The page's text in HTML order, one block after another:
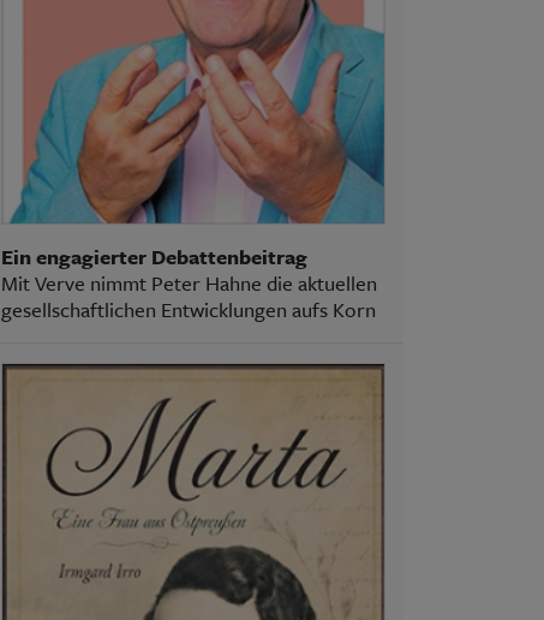
Ein engagierter Debattenbeitrag
Mit Verve nimmt Peter Hahne die aktuellen
gesellschaftlichen Entwicklungen aufs Korn